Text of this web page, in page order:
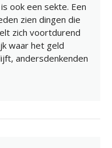
ook een sekte. Een
zien dingen die
zich voortdurend
waar het geld
andersdenkenden